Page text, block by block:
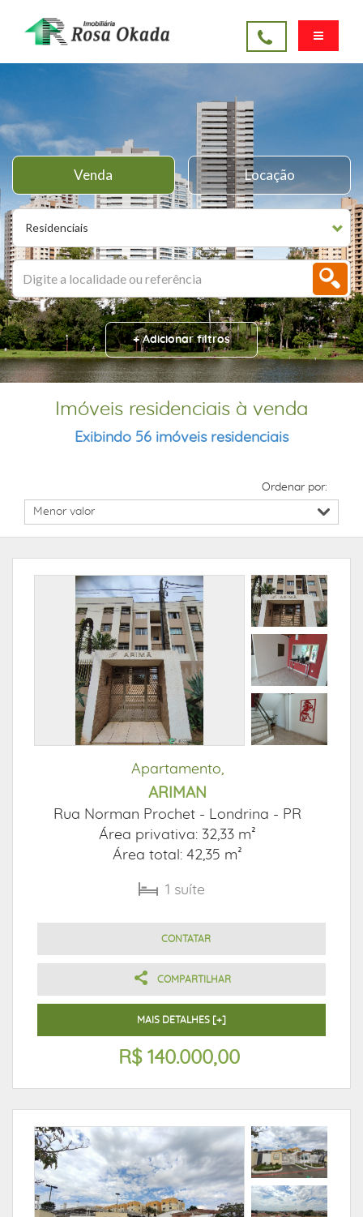
Residenciais
Venda Locação
+ Adicionar filtros
Imóveis residenciais à venda
Exibindo 56 imóveis residenciais
Ordenar por:
Apartamento,
ARIMAN
Rua Norman Prochet - Londrina - PR
Área privativa: 32,33 m²
Área total: 42,35 m²
1 suíte
CONTATAR
COMPARTILHAR
MAIS DETALHES [+]
R$ 140.000,00